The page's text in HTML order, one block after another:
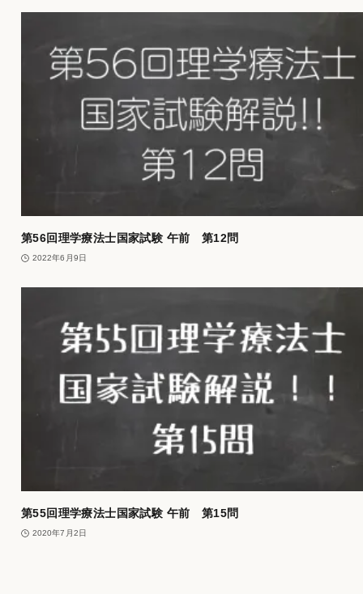
第56回理学療法士国家試験 午前 第12問
2022年6月9日
第55回理学療法士国家試験 午前 第15問
2020年7月2日